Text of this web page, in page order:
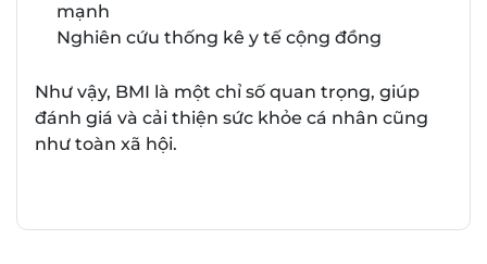
mạnh
Nghiên cứu thống kê y tế cộng đồng
Như vậy, BMI là một chỉ số quan trọng, giúp
đánh giá và cải thiện sức khỏe cá nhân cũng
như toàn xã hội.